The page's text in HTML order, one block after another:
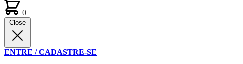
0
Close
ENTRE / CADASTRE-SE